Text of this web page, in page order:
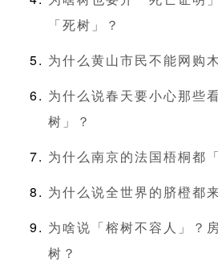
「死树」？
为什么黄山市民不能网购
为什么说春天要小心那些
树」？
为什么南京的法国梧桐都
为什么说全世界的脐橙都
为啥说「榕树不容人」？
树？